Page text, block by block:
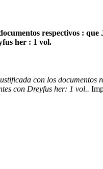
respectivos :
her : 1 vol.
con los documentos
con Dreyfus her: 1 vol..